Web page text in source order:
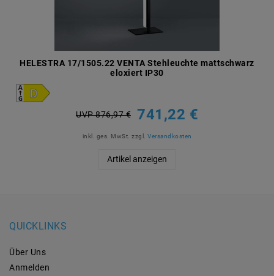
HELESTRA 17/1505.22 VENTA Stehleuchte mattschwarz
eloxiert IP30
UVP 876,97 € 741,22 €
inkl. ges. MwSt. zzgl. Versandkosten
Artikel anzeigen
QUICKLINKS
Über Uns
Anmelden